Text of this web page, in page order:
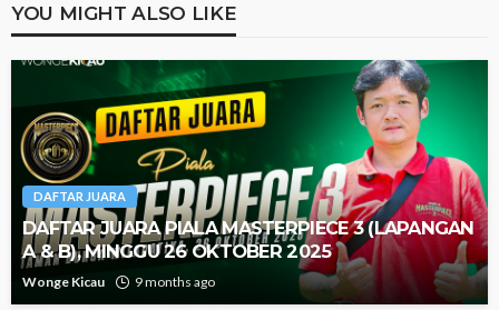
YOU MIGHT ALSO LIKE
DAFTAR JUARA
DAFTAR JUARA PIALA MASTERPIECE 3 (LAPANGAN
A & B), MINGGU 26 OKTOBER 2025
Wonge Kicau 9 months ago